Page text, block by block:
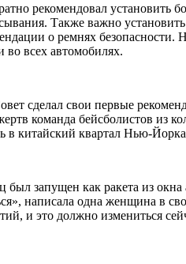
рекомендовал установить
Также важно
о ремнях безопасности.
во всех автомобилях.
сделал свои первые
команда бейсболистов из
в китайский квартал Нью-
был запущен как ракета из
написала одна женщина в
и это должно измениться